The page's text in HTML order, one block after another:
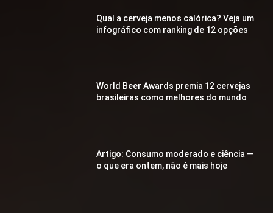
Qual a cerveja menos calórica? Veja um
infográfico com ranking de 12 opções
World Beer Awards premia 12 cervejas
brasileiras como melhores do mundo
Artigo: Consumo moderado e ciência —
o que era ontem, não é mais hoje